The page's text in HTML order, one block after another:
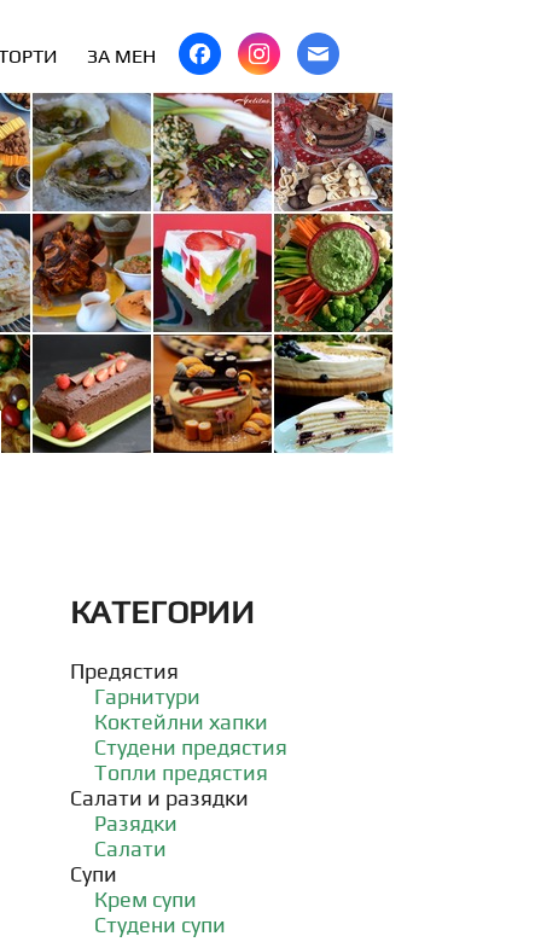
ЗА МЕН
КАТЕГОРИИ
Предястия
Гарнитури
Коктейлни хапки
Студени предястия
Топли предястия
Салати и разядки
Разядки
Салати
Супи
Крем супи
Студени супи